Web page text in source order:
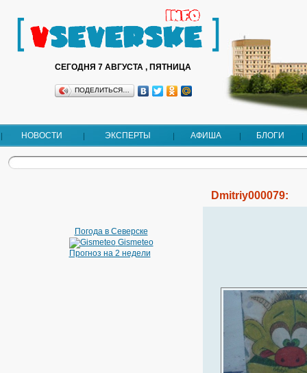
СЕГОДНЯ 7 АВГУСТА , ПЯТНИЦА
ПОДЕЛИТЬСЯ…
НОВОСТИ ЭКСПЕРТЫ АФИША БЛОГИ
Погода в Северске
Gismeteo
Прогноз на 2 недели
Dmitriy000079: